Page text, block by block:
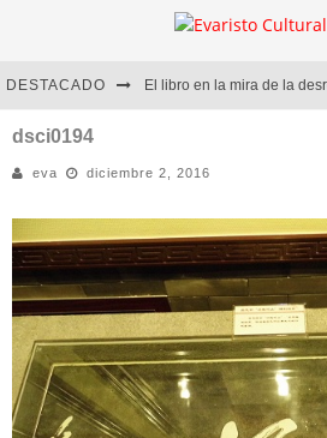
DESTACADO
Diego Meret | Hotel Acapulco
Alejandra Correa | La nieve
dsci0194
eva diciembre 2, 2016